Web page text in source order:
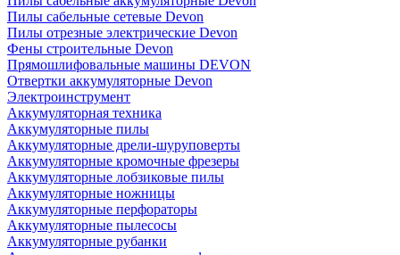
Пилы сабельные сетевые Devon
Пилы отрезные электрические Devon
Фены строительные Devon
Прямошлифовальные машины DEVON
Отвертки аккумуляторные Devon
Электроинструмент
Аккумуляторная техника
Аккумуляторные пилы
Аккумуляторные дрели-шуруповерты
Аккумуляторные кромочные фрезеры
Аккумуляторные лобзиковые пилы
Аккумуляторные ножницы
Аккумуляторные перфораторы
Аккумуляторные пылесосы
Аккумуляторные рубанки